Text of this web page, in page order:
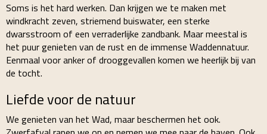
Soms is het hard werken. Dan krijgen we te maken met
windkracht zeven, striemend buiswater, een sterke
dwarsstroom of een verraderlijke zandbank. Maar meestal is
het puur genieten van de rust en de immense Waddennatuur.
Eenmaal voor anker of drooggevallen komen we heerlijk bij van
de tocht.
Liefde voor de natuur
We genieten van het Wad, maar beschermen het ook.